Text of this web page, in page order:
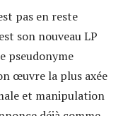
pas en reste
son nouveau LP
pseudonyme
œuvre la plus axée
et manipulation